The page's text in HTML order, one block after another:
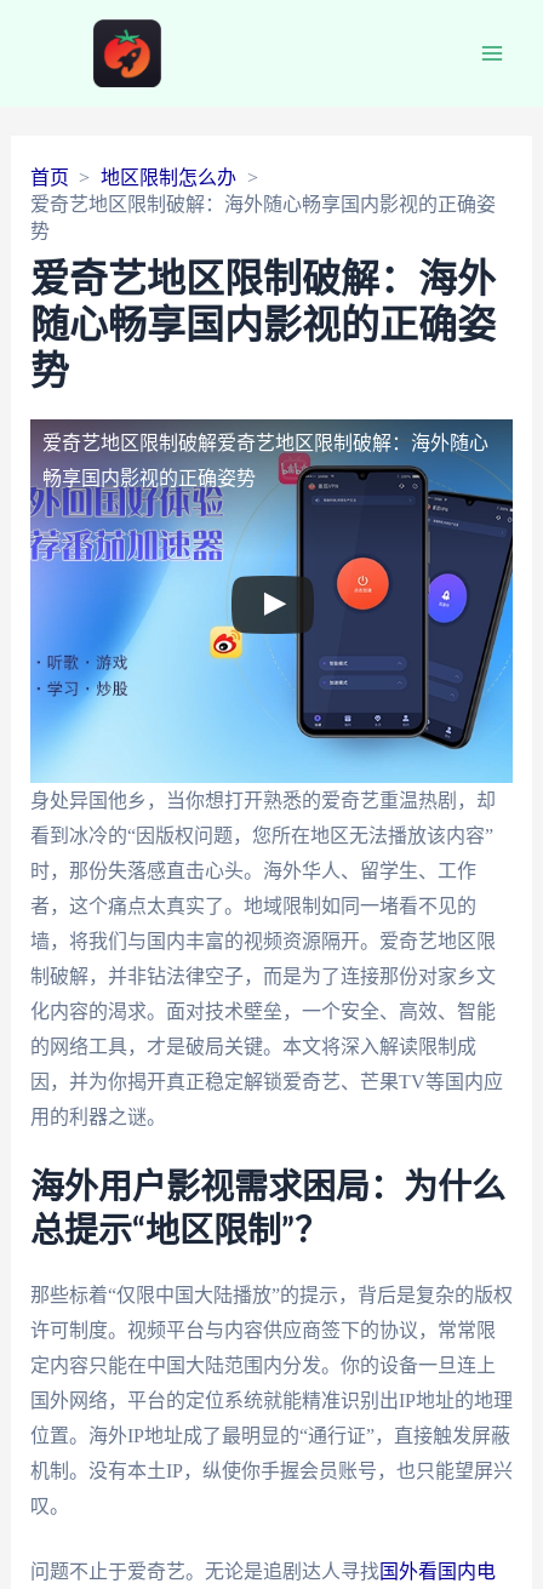
首页
地区限制怎么办
爱奇艺地区限制破解：海外随心畅享国内影视的正确姿
势
爱奇艺地区限制破解：海外
随心畅享国内影视的正确姿
势
爱奇艺地区限制破解爱奇艺地区限制破解：海外随心
畅享国内影视的正确姿势
身处异国他乡，当你想打开熟悉的爱奇艺重温热剧，却
看到冰冷的“因版权问题，您所在地区无法播放该内容”
时，那份失落感直击心头。海外华人、留学生、工作
者，这个痛点太真实了。地域限制如同一堵看不见的
墙，将我们与国内丰富的视频资源隔开。爱奇艺地区限
制破解，并非钻法律空子，而是为了连接那份对家乡文
化内容的渴求。面对技术壁垒，一个安全、高效、智能
的网络工具，才是破局关键。本文将深入解读限制成
因，并为你揭开真正稳定解锁爱奇艺、芒果TV等国内应
用的利器之谜。
海外用户影视需求困局：为什么
总提示“地区限制”？
那些标着“仅限中国大陆播放”的提示，背后是复杂的版权
许可制度。视频平台与内容供应商签下的协议，常常限
定内容只能在中国大陆范围内分发。你的设备一旦连上
国外网络，平台的定位系统就能精准识别出IP地址的地理
位置。海外IP地址成了最明显的“通行证”，直接触发屏蔽
机制。没有本土IP，纵使你手握会员账号，也只能望屏兴
叹。
问题不止于爱奇艺。无论是追剧达人寻找国外看国内电